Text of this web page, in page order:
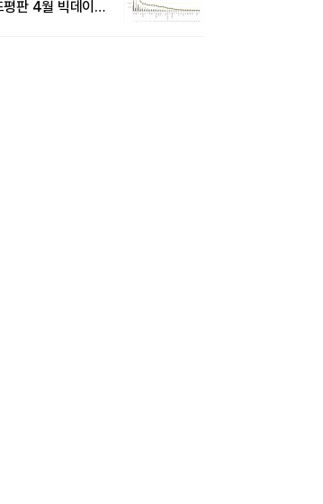
평판 4월 빅데이터